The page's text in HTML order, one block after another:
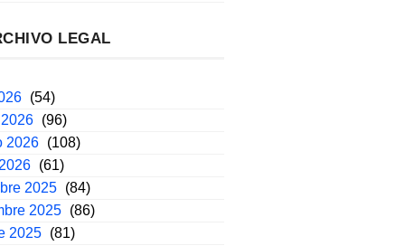
LEGAL
(54)
(96)
2026 (108)
(61)
2025 (84)
2025 (86)
2025 (81)